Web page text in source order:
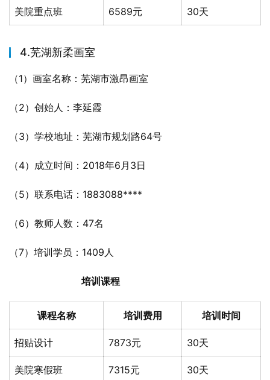
美院重点班 6589元 30天
4.芜湖新柔画室
（1）画室名称：芜湖市激昂画室
（2）创始人：李延霞
（3）学校地址：芜湖市规划路64号
（4）成立时间：2018年6月3日
（5）联系电话：1883088****
（6）教师人数：47名
（7）培训学员：1409人
培训课程
课程名称 培训费用 培训时间
招贴设计 7873元 30天
美院寒假班 7315元 30天